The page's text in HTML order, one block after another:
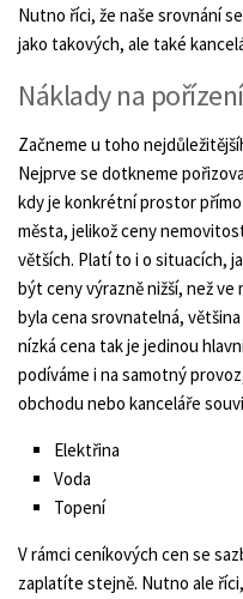
Nutno říci, že naše srovnání
jako takových, ale také
Náklady na
Začneme u toho
Nejprve se dotkneme
kdy je konkrétní prostor
města, jelikož ceny
větších. Platí to i o situacích,
být ceny výrazně nižší, než
byla cena srovnatelná,
nízká cena tak je jedinou
podíváme i na samotný
obchodu nebo kanceláře
Elektřina
Voda
Topení
V rámci ceníkových cen se
zaplatíte stejně. Nutno ale